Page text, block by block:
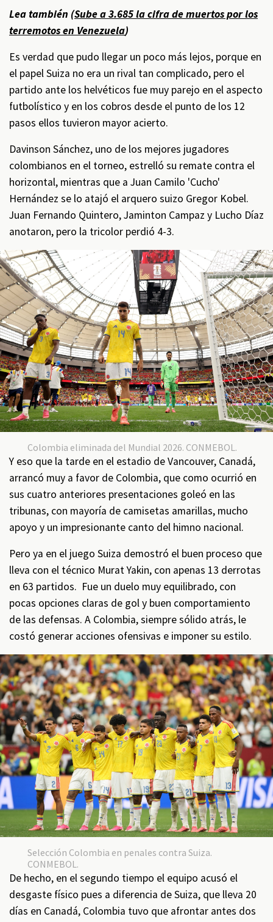
Lea también (Sube a 3.685 la cifra de muertos por los
terremotos en Venezuela)
Es verdad que pudo llegar un poco más lejos, porque en
el papel Suiza no era un rival tan complicado, pero el
partido ante los helvéticos fue muy parejo en el aspecto
futbolístico y en los cobros desde el punto de los 12
pasos ellos tuvieron mayor acierto.
Davinson Sánchez, uno de los mejores jugadores
colombianos en el torneo, estrelló su remate contra el
horizontal, mientras que a Juan Camilo 'Cucho'
Hernández se lo atajó el arquero suizo Gregor Kobel.
Juan Fernando Quintero, Jaminton Campaz y Lucho Díaz
anotaron, pero la tricolor perdió 4-3.
Colombia eliminada del Mundial 2026. CONMEBOL.
Y eso que la tarde en el estadio de Vancouver, Canadá,
arrancó muy a favor de Colombia, que como ocurrió en
sus cuatro anteriores presentaciones goleó en las
tribunas, con mayoría de camisetas amarillas, mucho
apoyo y un impresionante canto del himno nacional.
Pero ya en el juego Suiza demostró el buen proceso que
lleva con el técnico Murat Yakin, con apenas 13 derrotas
en 63 partidos. Fue un duelo muy equilibrado, con
pocas opciones claras de gol y buen comportamiento
de las defensas. A Colombia, siempre sólido atrás, le
costó generar acciones ofensivas e imponer su estilo.
Selección Colombia en penales contra Suiza.
CONMEBOL.
De hecho, en el segundo tiempo el equipo acusó el
desgaste físico pues a diferencia de Suiza, que lleva 20
días en Canadá, Colombia tuvo que afrontar antes dos